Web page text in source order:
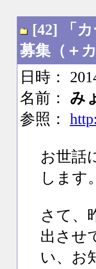
[42] 「
募集（＋
日時：
名前： み
参照：
お世話
します。
さて、
出させ
い、お